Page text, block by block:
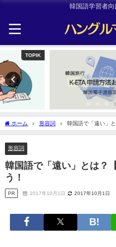
韓国語学習者
韓国旅行
ホーム 形容詞 韓国語で「遠い」
形容詞
韓国語で「遠い」とは？
う！
PR 2017年10月1日 2017年10月1日